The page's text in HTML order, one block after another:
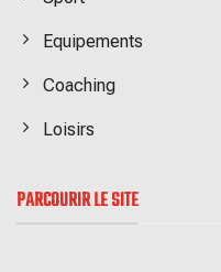
Equipements
Coaching
Loisirs
PARCOURIR LE SITE